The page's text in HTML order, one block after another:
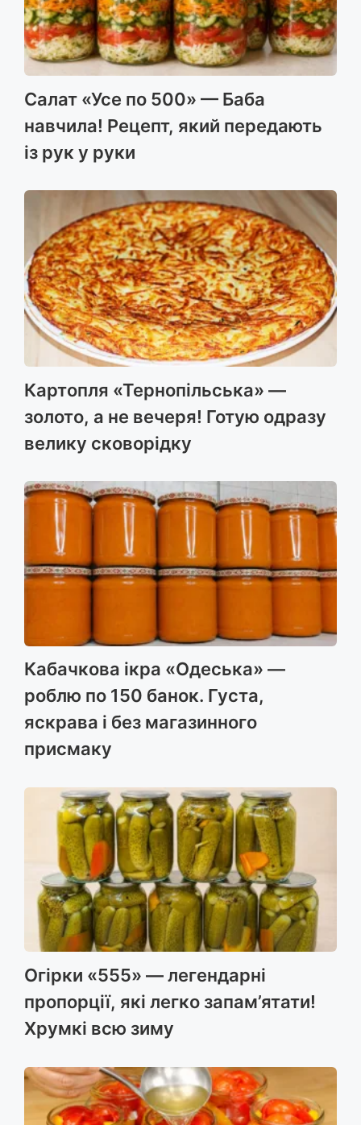
Салат «Усе по 500» — Баба
навчила! Рецепт, який передають
із рук у руки
Картопля «Тернопільська» —
золото, а не вечеря! Готую одразу
велику сковорідку
Кабачкова ікра «Одеська» —
роблю по 150 банок. Густа,
яскрава і без магазинного
присмаку
Огірки «555» — легендарні
пропорції, які легко запам’ятати!
Хрумкі всю зиму